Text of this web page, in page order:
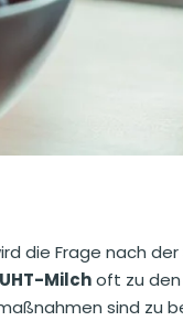
die Frage nach
UHT-Milchoft zu den
sind zu